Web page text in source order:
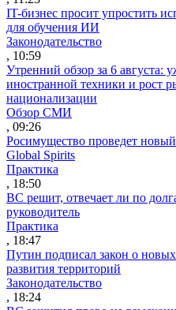
IT-бизнес просит упростить
для обучения ИИ
Законодательство
, 10:59
Утренний обзор за 6 августа:
иностранной техники и рост
национализации
Обзор СМИ
, 09:26
Росимущество проведет
Global Spirits
Практика
, 18:50
ВС решит, отвечает ли по
руководитель
Практика
, 18:47
Путин подписал закон о
развития территорий
Законодательство
, 18:24